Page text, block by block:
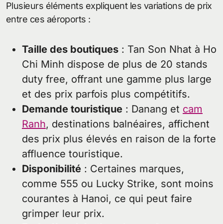
Plusieurs éléments expliquent les variations de prix
entre ces aéroports :
Taille des boutiques : Tan Son Nhat à Ho
Chi Minh dispose de plus de 20 stands
duty free, offrant une gamme plus large
et des prix parfois plus compétitifs.
Demande touristique : Danang et cam
Ranh, destinations balnéaires, affichent
des prix plus élevés en raison de la forte
affluence touristique.
Disponibilité : Certaines marques,
comme 555 ou Lucky Strike, sont moins
courantes à Hanoi, ce qui peut faire
grimper leur prix.